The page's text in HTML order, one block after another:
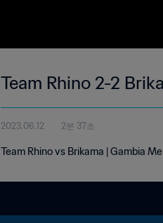
Team Rhino 2-2
2023.06.12 2분 37초
Team Rhino vs Brikama | Gambia